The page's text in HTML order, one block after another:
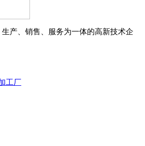
产、销售、服务为一体的高新技术企
工厂